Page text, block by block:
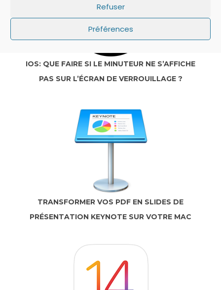
Refuser
Préférences
IOS: QUE FAIRE SI LE MINUTEUR NE S’AFFICHE
PAS SUR L’ÉCRAN DE VERROUILLAGE ?
TRANSFORMER VOS PDF EN SLIDES DE
PRÉSENTATION KEYNOTE SUR VOTRE MAC